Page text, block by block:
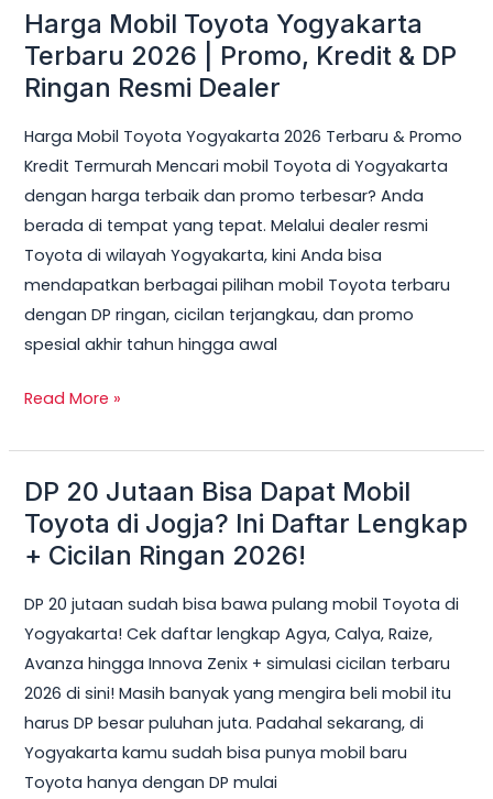
Harga Mobil Toyota Yogyakarta
Terbaru 2026 | Promo, Kredit & DP
Ringan Resmi Dealer
Harga Mobil Toyota Yogyakarta 2026 Terbaru & Promo
Kredit Termurah Mencari mobil Toyota di Yogyakarta
dengan harga terbaik dan promo terbesar? Anda
berada di tempat yang tepat. Melalui dealer resmi
Toyota di wilayah Yogyakarta, kini Anda bisa
mendapatkan berbagai pilihan mobil Toyota terbaru
dengan DP ringan, cicilan terjangkau, dan promo
spesial akhir tahun hingga awal
Harga
Mobil
Toyota
Terbaru
2026
|
Promo,
Kredit
&
DP
Ringan
Dealer
Read More »
DP 20 Jutaan Bisa Dapat Mobil
Toyota di Jogja? Ini Daftar Lengkap
+ Cicilan Ringan 2026!
DP 20 jutaan sudah bisa bawa pulang mobil Toyota di
Yogyakarta! Cek daftar lengkap Agya, Calya, Raize,
Avanza hingga Innova Zenix + simulasi cicilan terbaru
2026 di sini! Masih banyak yang mengira beli mobil itu
harus DP besar puluhan juta. Padahal sekarang, di
Yogyakarta kamu sudah bisa punya mobil baru
Toyota hanya dengan DP mulai
DP
20
Jutaan
Dapat
Mobil
Toyota
di
Jogja?
Ini
Daftar